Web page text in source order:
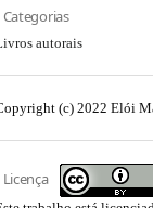
Categorias
autorais
(c) 2022 Elói
Licença